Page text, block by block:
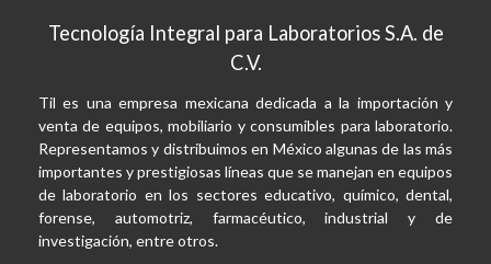
Tecnología Integral para Laboratorios S.A. de
C.V.
Til es una empresa mexicana dedicada a la importación y
venta de equipos, mobiliario y consumibles para laboratorio.
Representamos y distribuimos en México algunas de las más
importantes y prestigiosas líneas que se manejan en equipos
de laboratorio en los sectores educativo, químico, dental,
forense, automotriz, farmacéutico, industrial y de
investigación, entre otros.